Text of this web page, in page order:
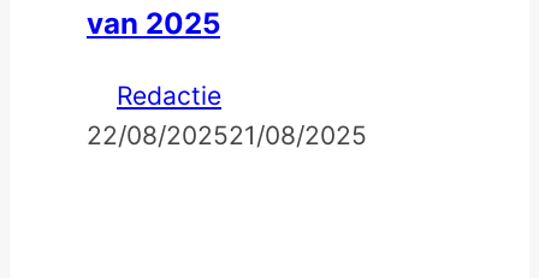
van 2025
Redactie
22/08/202521/08/2025